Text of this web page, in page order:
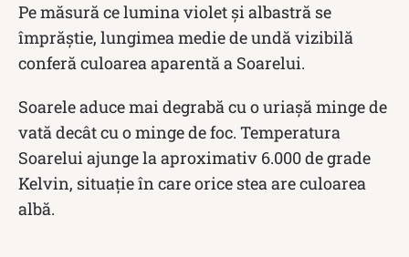
Pe măsură ce lumina violet și albastră se
împrăștie, lungimea medie de undă vizibilă
conferă culoarea aparentă a Soarelui.
Soarele aduce mai degrabă cu o uriașă minge de
vată decât cu o minge de foc. Temperatura
Soarelui ajunge la aproximativ 6.000 de grade
Kelvin, situaţie în care orice stea are culoarea
albă.